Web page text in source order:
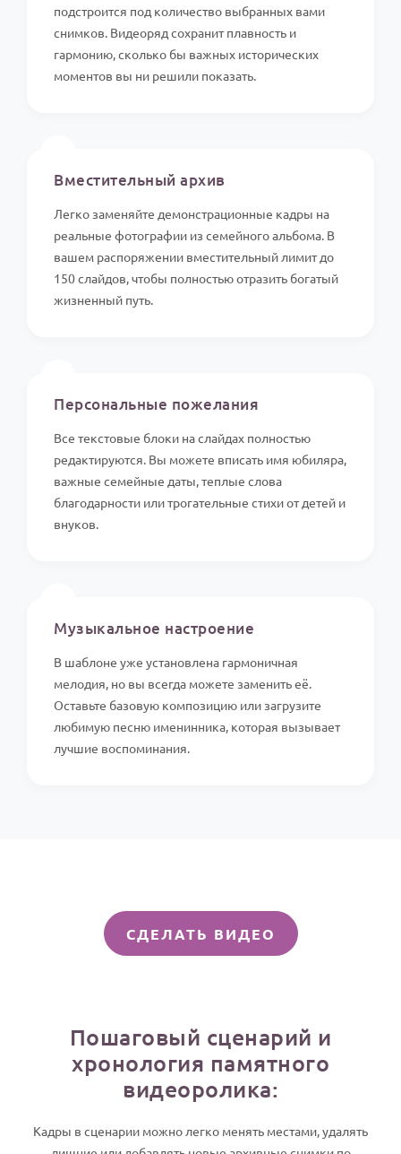
подстроится под количество выбранных вами
снимков. Видеоряд сохранит плавность и
гармонию, сколько бы важных исторических
моментов вы ни решили показать.
Вместительный архив
Легко заменяйте демонстрационные кадры на
реальные фотографии из семейного альбома. В
вашем распоряжении вместительный лимит до
150 слайдов, чтобы полностью отразить богатый
жизненный путь.
Персональные пожелания
Все текстовые блоки на слайдах полностью
редактируются. Вы можете вписать имя юбиляра,
важные семейные даты, теплые слова
благодарности или трогательные стихи от детей и
внуков.
Музыкальное настроение
В шаблоне уже установлена гармоничная
мелодия, но вы всегда можете заменить её.
Оставьте базовую композицию или загрузите
любимую песню именинника, которая вызывает
лучшие воспоминания.
СДЕЛАТЬ ВИДЕО
Пошаговый сценарий и
хронология памятного
видеоролика:
Кадры в сценарии можно легко менять местами, удалять